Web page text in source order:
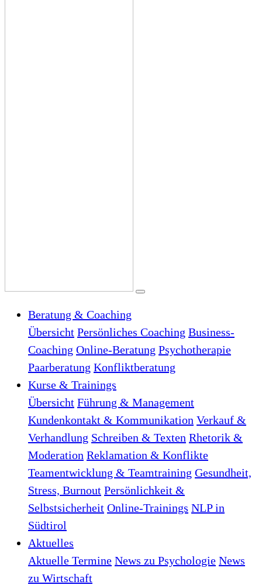
Beratung & Coaching
Übersicht Persönliches Coaching Business-
Coaching Online-Beratung Psychotherapie
Paarberatung Konfliktberatung
Kurse & Trainings
Übersicht Führung & Management
Kundenkontakt & Kommunikation Verkauf &
Verhandlung Schreiben & Texten Rhetorik &
Moderation Reklamation & Konflikte
Teamentwicklung & Teamtraining Gesundheit,
Stress, Burnout Persönlichkeit &
Selbstsicherheit Online-Trainings NLP in
Südtirol
Aktuelles
Aktuelle Termine News zu Psychologie News
zu Wirtschaft